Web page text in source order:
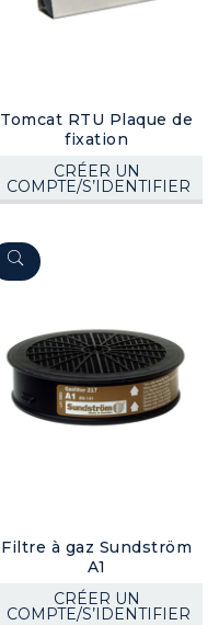
Tomcat RTU Plaque de
fixation
CRÉER UN
COMPTE/S’IDENTIFIER
Filtre à gaz Sundström
A1
CRÉER UN
COMPTE/S’IDENTIFIER